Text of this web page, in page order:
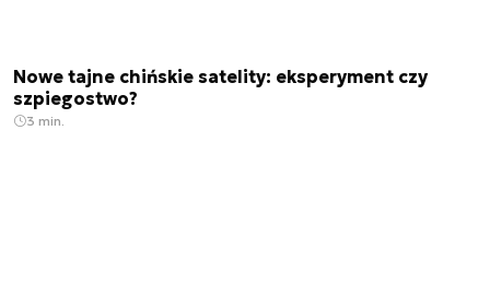
Nowe tajne chińskie satelity: eksperyment czy
szpiegostwo?
3 min.